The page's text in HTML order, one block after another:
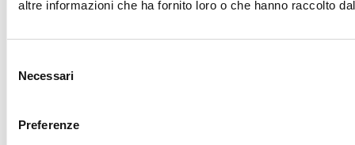
altre informazioni che ha fornito loro o che hanno raccolto
delNecessari
Preferenze